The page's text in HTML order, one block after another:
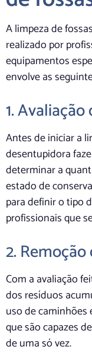
A limpeza de
realizado por
equipamentos
envolve as
1. Avaliação
Antes de iniciar a
desentupidora
determinar a
estado de
para definir o tipo
profissionais que
2.
Com a avaliação
dos resíduos
uso de caminhões
que são capazes
de uma só vez.